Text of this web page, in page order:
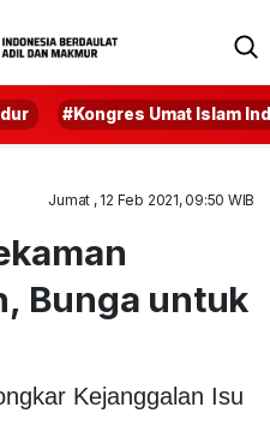
#Kongres Umat Islam
Jumat , 12 Feb 2021, 09:50 WIB
Bunga untuk
Kejanggalan Isu